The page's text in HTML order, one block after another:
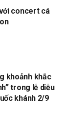
concert cá
khoảnh khắc
trong lễ diễu
khánh 2/9